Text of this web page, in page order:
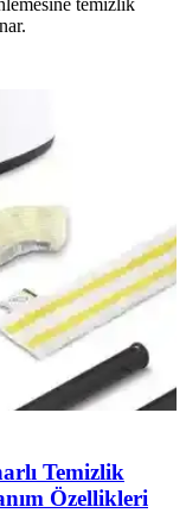
temizlik
Temizlik
Özellikleri